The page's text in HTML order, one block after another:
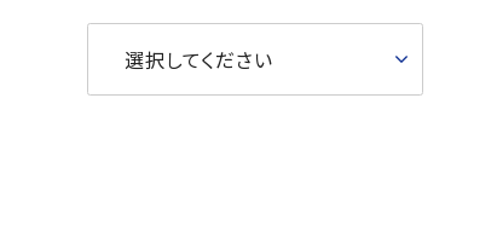
選択してください